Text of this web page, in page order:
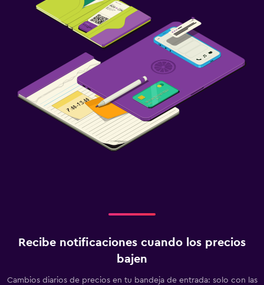
Recibe notificaciones cuando los precios
bajen
Cambios diarios de precios en tu bandeja de entrada: solo con las